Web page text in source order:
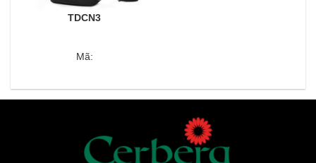
TDCN3
Mã: